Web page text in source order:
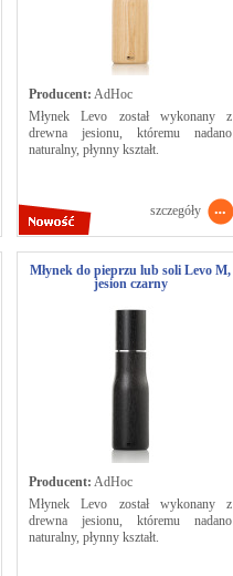
Producent: AdHoc
Młynek Levo został wykonany z
drewna jesionu, któremu nadano
naturalny, płynny kształt.
szczegóły
Młynek do pieprzu lub soli Levo M,
jesion czarny
Producent: AdHoc
Młynek Levo został wykonany z
drewna jesionu, któremu nadano
naturalny, płynny kształt.